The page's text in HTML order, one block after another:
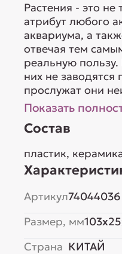
Растения - это
атрибут любого
аквариума, а
отвечая тем
реальную
них не
прослужат они
Показать
Состав
пластик,
Артикул74044036
Размер, мм
Страна КИТАЙ